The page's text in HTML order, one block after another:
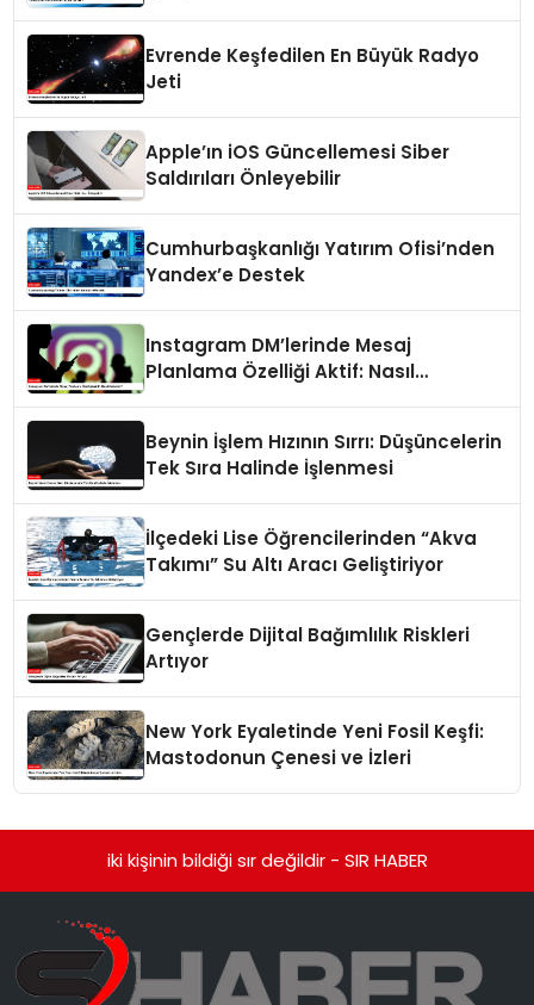
Evrende Keşfedilen En Büyük Radyo
Jeti
Apple’ın iOS Güncellemesi Siber
Saldırıları Önleyebilir
Cumhurbaşkanlığı Yatırım Ofisi’nden
Yandex’e Destek
Instagram DM’lerinde Mesaj
Planlama Özelliği Aktif: Nasıl
Beynin İşlem Hızının Sırrı: Düşüncelerin
Tek Sıra Halinde İşlenmesi
İlçedeki Lise Öğrencilerinden “Akva
Takımı” Su Altı Aracı Geliştiriyor
Gençlerde Dijital Bağımlılık Riskleri
Artıyor
New York Eyaletinde Yeni Fosil Keşfi:
Mastodonun Çenesi ve İzleri
iki kişinin bildiği sır değildir - SIR HABER